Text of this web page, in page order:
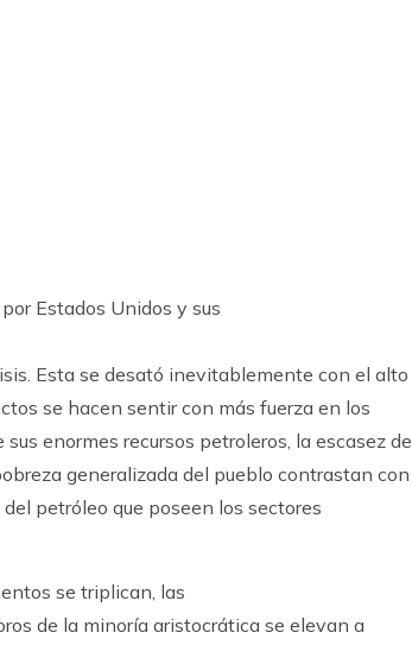
Estados Unidos y sus
Esta se desató inevitablemente con el alto
se hacen sentir con más fuerza en los
enormes recursos petroleros, la escasez de
generalizada del pueblo contrastan con
petróleo que poseen los sectores
se triplican, las
de la minoría aristocrática se elevan a